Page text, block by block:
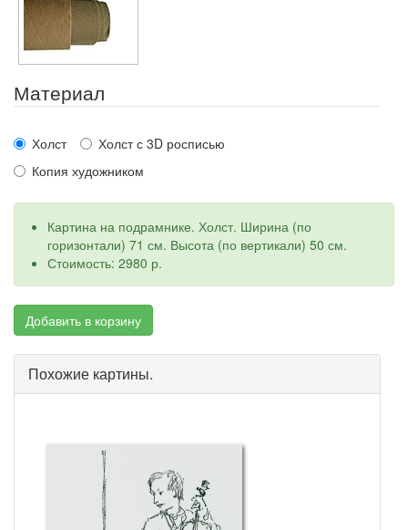
Материал
Холст
Холст с 3D росписью
Копия художником
Картина на подрамнике. Холст. Ширина (по
горизонтали) 71 см. Высота (по вертикали) 50 см.
Стоимость: 2980 р.
Добавить в корзину
Похожие картины.